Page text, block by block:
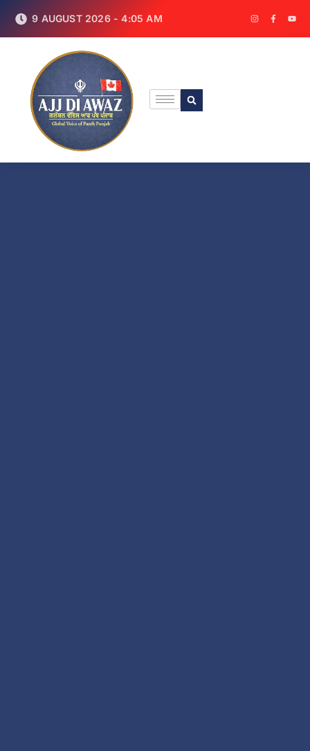
9 AUGUST 2026 - 4:05 AM